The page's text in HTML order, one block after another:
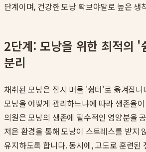
단계이며, 건강한 모낭 확보야말로 높은 생
2단계: 모낭을 위한 최적의
분리
채취된 모낭은 잠시 머물 '쉼터'로 옮겨집
모낭을 어떻게 관리하느냐에 따라 생존율
의원은 모낭의 생존에 필수적인 영양분을
저온 환경을 통해 모낭이 스트레스를 받지
유지하도록 합니다. 동시에, 고도로 훈련된